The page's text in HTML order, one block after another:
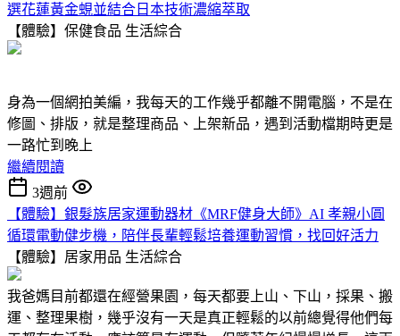
選花蓮黃金蜆並結合日本技術濃縮萃取
【體驗】保健食品 生活綜合
身為一個網拍美編，我每天的工作幾乎都離不開電腦，不是在
修圖、排版，就是整理商品、上架新品，遇到活動檔期時更是
一路忙到晚上
繼續閱讀
3週前
【體驗】銀髮族居家運動器材《MRF健身大師》AI 孝親小圓
循環電動健步機，陪伴長輩輕鬆培養運動習慣，找回好活力
【體驗】居家用品 生活綜合
我爸媽目前都還在經營果園，每天都要上山、下山，採果、搬
運、整理果樹，幾乎沒有一天是真正輕鬆的以前總覺得他們每